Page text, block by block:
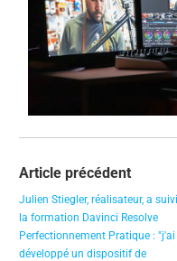
Article précédent
Julien Stiegler, réalisateur, a suivi
la formation Davinci Resolve
Perfectionnement Pratique : "j'ai
développé un dispositif de